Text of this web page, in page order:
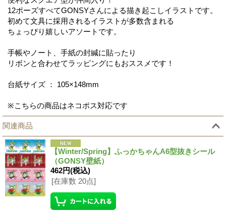
12ポーズすべてGONSYさんによる描き起こしイラストです。
初めて文具に採用されるイラストが多数含まれる
ちょっぴり嬉しいアソートです。
手帳やノート、手紙の封緘に貼ったり
リボンと合わせてラッピングにもおススメです！
台紙サイズ ： 105×148mm
※こちらの商品はネコポス対応です
関連商品
【Winter/Spring】ふっかちゃんA6型抜きシール
（GONSY壁紙）
462円(税込)
[在庫数 20点]